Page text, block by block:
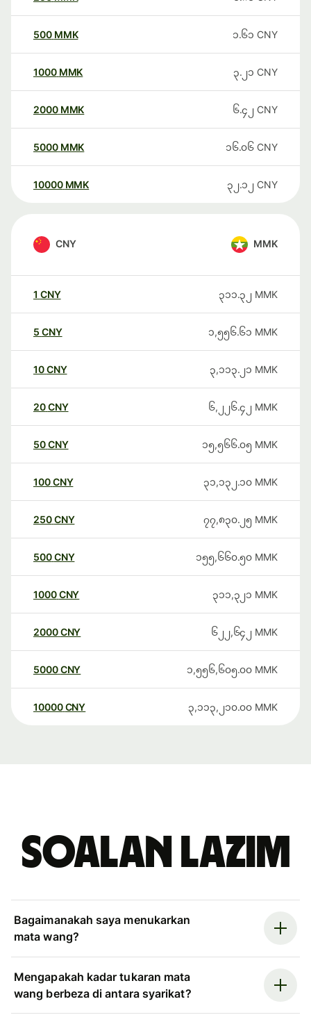
500 MMK ၁.၆၁ CNY
1000 MMK ၃.၂၁ CNY
2000 MMK ၆.၄၂ CNY
5000 MMK ၁၆.၀၆ CNY
10000 MMK ၃၂.၁၂ CNY
CNY MMK
1 CNY ၃၁၁.၃၂ MMK
5 CNY ၁,၅၅၆.၆၁ MMK
10CNY ၃,၁၁၃.၂၁ MMK
20CNY ၆,၂၂၆.၄၂ MMK
50CNY ၁၅,၅၆၆.၀၅ MMK
100CNY ၃၁,၁၃၂.၁၀ MMK
250CNY ၇၇,၈၃၀.၂၅ MMK
500CNY ၁၅၅,၆၆၀.၅၀ MMK
1000CNY ၃၁၁,၃၂၁ MMK
2000CNY ၆၂၂,၆၄၂ MMK
5000CNY ၁,၅၅၆,၆၀၅.၀၀ MMK
10000 CNY ၃,၁၁၃,၂၁၀.၀၀ MMK
Soalan Lazim
Bagaimanakah saya menukarkan
mata wang?
Mengapakah kadar tukaran mata
wang berbeza di antara syarikat?